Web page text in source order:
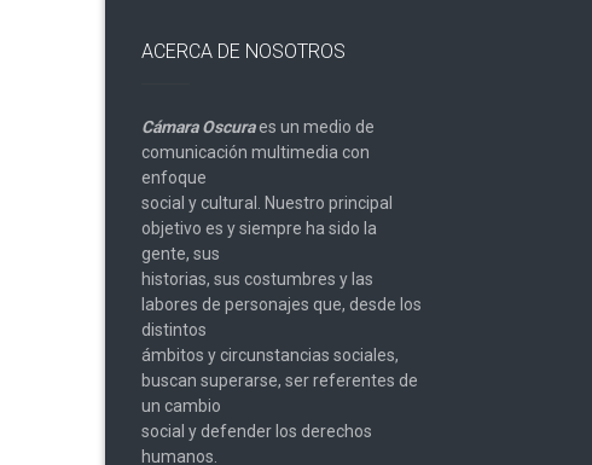
ACERCA DE NOSOTROS
Cámara Oscuraes un medio de
comunicación multimedia con
enfoque
social y cultural. Nuestro principal
objetivo es y siempre ha sido la
gente, sus
historias, sus costumbres y las
labores de personajes que, desde los
distintos
ámbitos y circunstancias sociales,
buscan superarse, ser referentes de
un cambio
social y defender los derechos
humanos.